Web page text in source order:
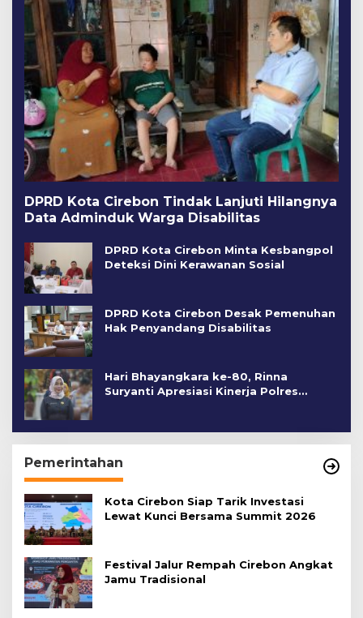
DPRD Kota Cirebon Tindak Lanjuti Hilangnya
Data Adminduk Warga Disabilitas
DPRD Kota Cirebon Minta Kesbangpol
Deteksi Dini Kerawanan Sosial
DPRD Kota Cirebon Desak Pemenuhan
Hak Penyandang Disabilitas
Hari Bhayangkara ke-80, Rinna
Suryanti Apresiasi Kinerja Polres
Pemerintahan
Kota Cirebon Siap Tarik Investasi
Lewat Kunci Bersama Summit 2026
Festival Jalur Rempah Cirebon Angkat
Jamu Tradisional